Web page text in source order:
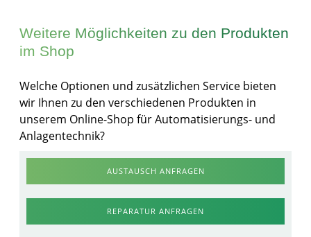
Weitere Möglichkeiten zu den Produkten
im Shop
Welche Optionen und zusätzlichen Service bieten
wir Ihnen zu den verschiedenen Produkten in
unserem Online-Shop für Automatisierungs- und
Anlagentechnik?
AUSTAUSCH ANFRAGEN
REPARATUR ANFRAGEN